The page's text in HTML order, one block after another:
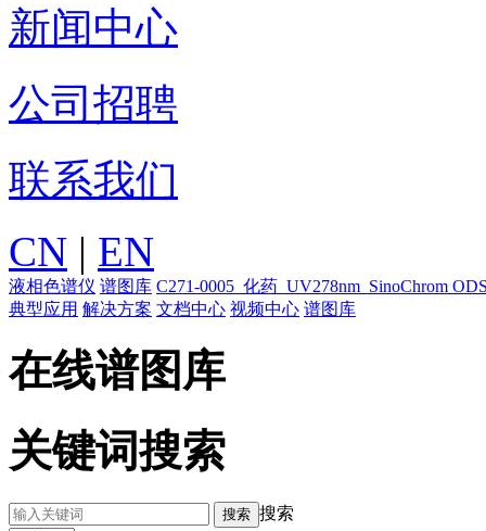
新闻中心
公司招聘
联系我们
CN | EN
液相色谱仪 谱图库 C271-0005_化药_UV278nm_SinoChrom
典型应用 解决方案 文档中心 视频中心 谱图库
在线谱图库
关键词搜索
搜索